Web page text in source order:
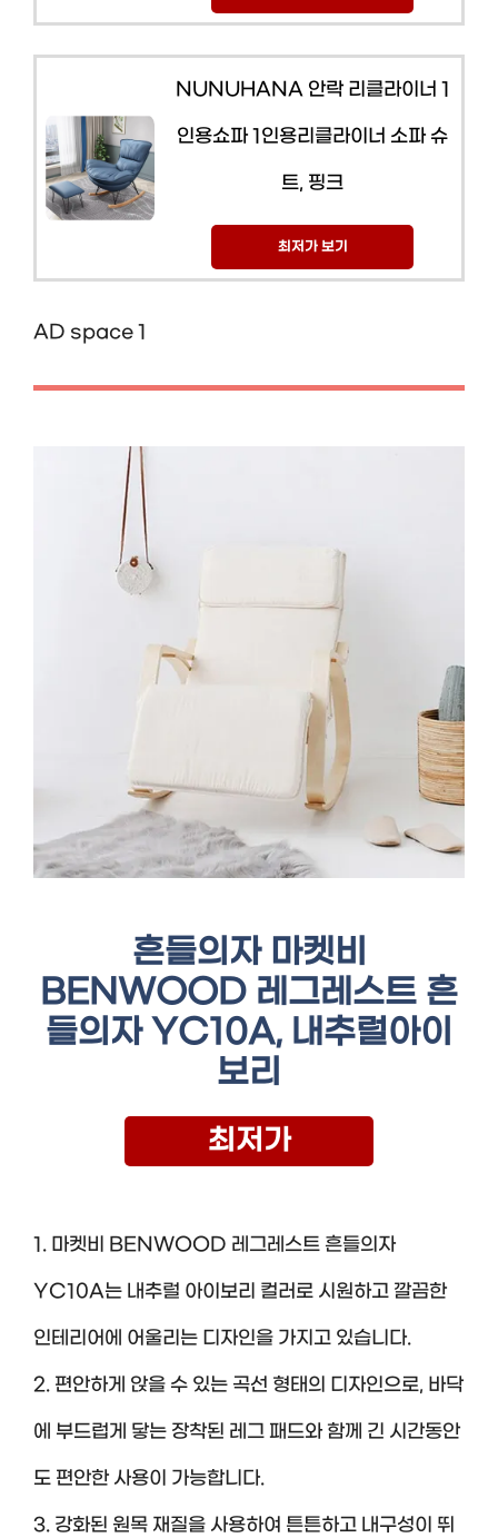
NUNUHANA 안락 리클라이너 1
인용쇼파 1인용리클라이너 소파 슈
트, 핑크
최저가 보기
AD space 1
흔들의자 마켓비
BENWOOD 레그레스트 흔
들의자 YC10A, 내추럴아이
보리
최저가
1. 마켓비 BENWOOD 레그레스트 흔들의자
YC10A는 내추럴 아이보리 컬러로 시원하고 깔끔한
인테리어에 어울리는 디자인을 가지고 있습니다.
2. 편안하게 앉을 수 있는 곡선 형태의 디자인으로, 바닥
에 부드럽게 닿는 장착된 레그 패드와 함께 긴 시간동안
도 편안한 사용이 가능합니다.
3. 강화된 원목 재질을 사용하여 튼튼하고 내구성이 뛰